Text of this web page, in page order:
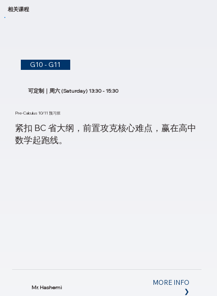
相关课程
Mr. Hashemi
MORE INFO
❯
G10 - G11
可定制｜周六 (Saturday) 13:30 - 15:30
Pre-Calculus 10/11 预习班
紧扣 BC 省大纲，前置攻克核心难点，赢在高中
数学起跑线。